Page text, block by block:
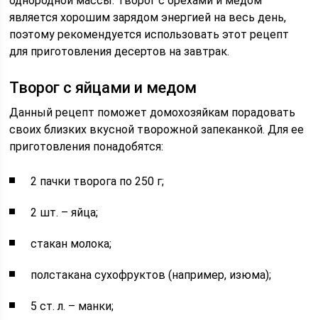
является хорошим зарядом энергией на весь день,
поэтому рекомендуется использовать этот рецепт
для приготовления десертов на завтрак.
Творог с яйцами и медом
Данный рецепт поможет домохозяйкам порадовать
своих близких вкусной творожной запеканкой. Для ее
приготовления понадобятся:
2 пачки творога по 250 г;
2 шт. – яйца;
стакан молока;
полстакана сухофруктов (например, изюма);
5 ст. л. – манки;